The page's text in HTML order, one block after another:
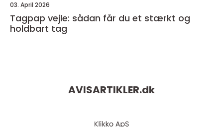
03. April 2026
Tagpap vejle: sådan får du et stærkt og
holdbart tag
AVISARTIKLER.dk